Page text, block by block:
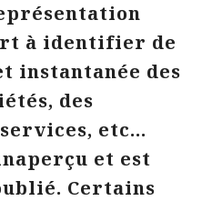
à identifier de
instantanée des
des
etc…
et est
Certains